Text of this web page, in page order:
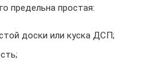
предельна простая:
доски или куска ДСП;